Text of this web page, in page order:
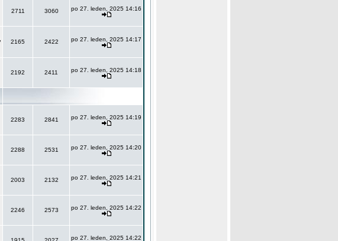
2711 3060 po 27. leden, 2025 14:16
2165 2422 po 27. leden, 2025 14:17
2192 2411 po 27. leden, 2025 14:18
2283 2841 po 27. leden, 2025 14:19
2288 2531 po 27. leden, 2025 14:20
2003 2132 po 27. leden, 2025 14:21
2246 2573 po 27. leden, 2025 14:22
po 27. leden, 2025 14:22